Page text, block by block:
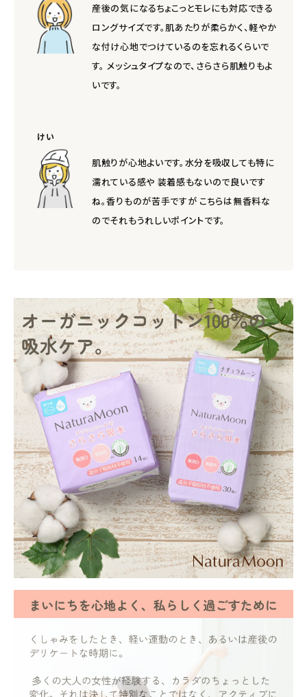
産後の気になるちょこっとモレにも対応できる
ロングサイズです。肌あたりが柔らかく、軽やか
な付け心地でつけているのを忘れるくらいで
す。 メッシュタイプなので、さらさら肌触りもよ
いです。
けい
肌触りが心地よいです。水分を吸収しても特に
濡れている感や 装着感もないので良いです
ね。香りものが苦手ですが こちらは無香料な
のでそれもうれしいポイントです。